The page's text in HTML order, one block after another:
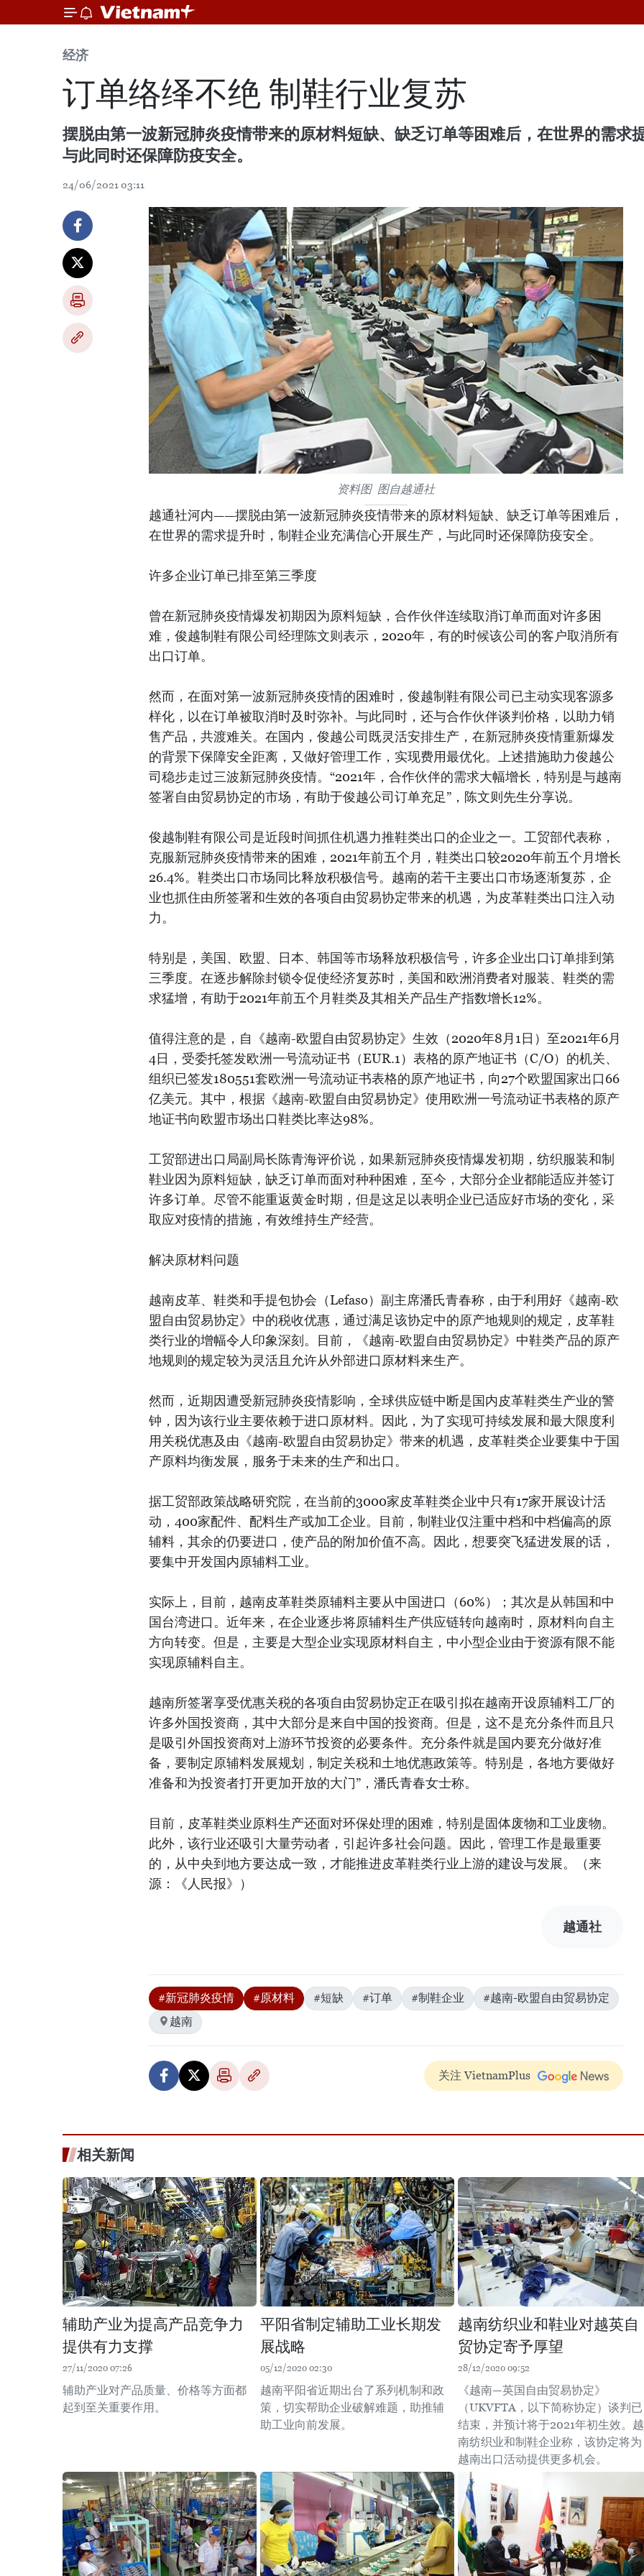
经济
订单络绎不绝 制鞋行业复苏
摆脱由第一波新冠肺炎疫情带来的原材料短缺、缺乏订单等困难后，在世界的需求
与此同时还保障防疫安全。
24/06/2021 03:11
资料图 图自越通社
越通社河内——摆脱由第一波新冠肺炎疫情带来的原材料短缺、缺乏订单等困难后，
在世界的需求提升时，制鞋企业充满信心开展生产，与此同时还保障防疫安全。
许多企业订单已排至第三季度
曾在新冠肺炎疫情爆发初期因为原料短缺，合作伙伴连续取消订单而面对许多困
难，俊越制鞋有限公司经理陈文则表示，2020年，有的时候该公司的客户取消所有
出口订单。
然而，在面对第一波新冠肺炎疫情的困难时，俊越制鞋有限公司已主动实现客源多
样化，以在订单被取消时及时弥补。与此同时，还与合作伙伴谈判价格，以助力销
售产品，共渡难关。在国内，俊越公司既灵活安排生产，在新冠肺炎疫情重新爆发
的背景下保障安全距离，又做好管理工作，实现费用最优化。上述措施助力俊越公
司稳步走过三波新冠肺炎疫情。“2021年，合作伙伴的需求大幅增长，特别是与越南
签署自由贸易协定的市场，有助于俊越公司订单充足”，陈文则先生分享说。
俊越制鞋有限公司是近段时间抓住机遇力推鞋类出口的企业之一。工贸部代表称，
克服新冠肺炎疫情带来的困难，2021年前五个月，鞋类出口较2020年前五个月增长
26.4%。鞋类出口市场同比释放积极信号。越南的若干主要出口市场逐渐复苏，企
业也抓住由所签署和生效的各项自由贸易协定带来的机遇，为皮革鞋类出口注入动
力。
特别是，美国、欧盟、日本、韩国等市场释放积极信号，许多企业出口订单排到第
三季度。在逐步解除封锁令促使经济复苏时，美国和欧洲消费者对服装、鞋类的需
求猛增，有助于2021年前五个月鞋类及其相关产品生产指数增长12%。
值得注意的是，自《越南-欧盟自由贸易协定》生效（2020年8月1日）至2021年6月
4日，受委托签发欧洲一号流动证书（EUR.1）表格的原产地证书（C/O）的机关、
组织已签发180551套欧洲一号流动证书表格的原产地证书，向27个欧盟国家出口66
亿美元。其中，根据《越南-欧盟自由贸易协定》使用欧洲一号流动证书表格的原产
地证书向欧盟市场出口鞋类比率达98%。
工贸部进出口局副局长陈青海评价说，如果新冠肺炎疫情爆发初期，纺织服装和制
鞋业因为原料短缺，缺乏订单而面对种种困难，至今，大部分企业都能适应并签订
许多订单。尽管不能重返黄金时期，但是这足以表明企业已适应好市场的变化，采
取应对疫情的措施，有效维持生产经营。
解决原材料问题
越南皮革、鞋类和手提包协会（Lefaso）副主席潘氏青春称，由于利用好《越南-欧
盟自由贸易协定》中的税收优惠，通过满足该协定中的原产地规则的规定，皮革鞋
类行业的增幅令人印象深刻。目前，《越南-欧盟自由贸易协定》中鞋类产品的原产
地规则的规定较为灵活且允许从外部进口原材料来生产。
然而，近期因遭受新冠肺炎疫情影响，全球供应链中断是国内皮革鞋类生产业的警
钟，因为该行业主要依赖于进口原材料。因此，为了实现可持续发展和最大限度利
用关税优惠及由《越南-欧盟自由贸易协定》带来的机遇，皮革鞋类企业要集中于国
产原料均衡发展，服务于未来的生产和出口。
据工贸部政策战略研究院，在当前的3000家皮革鞋类企业中只有17家开展设计活
动，400家配件、配料生产或加工企业。目前，制鞋业仅注重中档和中档偏高的原
辅料，其余的仍要进口，使产品的附加价值不高。因此，想要突飞猛进发展的话，
要集中开发国内原辅料工业。
实际上，目前，越南皮革鞋类原辅料主要从中国进口（60%）；其次是从韩国和中
国台湾进口。近年来，在企业逐步将原辅料生产供应链转向越南时，原材料向自主
方向转变。但是，主要是大型企业实现原材料自主，中小型企业由于资源有限不能
实现原辅料自主。
越南所签署享受优惠关税的各项自由贸易协定正在吸引拟在越南开设原辅料工厂的
许多外国投资商，其中大部分是来自中国的投资商。但是，这不是充分条件而且只
是吸引外国投资商对上游环节投资的必要条件。充分条件就是国内要充分做好准
备，要制定原辅料发展规划，制定关税和土地优惠政策等。特别是，各地方要做好
准备和为投资者打开更加开放的大门”，潘氏青春女士称。
目前，皮革鞋类业原料生产还面对环保处理的困难，特别是固体废物和工业废物。
此外，该行业还吸引大量劳动者，引起许多社会问题。因此，管理工作是最重要
的，从中央到地方要达成一致，才能推进皮革鞋类行业上游的建设与发展。（来
源：《人民报》）
越通社
#新冠肺炎疫情 #原材料 #短缺 #订单 #制鞋企业
#越南-欧盟自由贸易协定
越南
关注 VietnamPlus
相关新闻
辅助产业为提高产品竞争力
提供有力支撑
27/11/2020 07:26
辅助产业对产品质量、价格等方面都
起到至关重要作用。
平阳省制定辅助工业长期发
展战略
05/12/2020 02:30
越南平阳省近期出台了系列机制和政
策，切实帮助企业破解难题，助推辅
助工业向前发展。
越南纺织业和鞋业对越英自
贸协定寄予厚望
28/12/2020 09:52
《越南—英国自由贸易协定》
（UKVFTA，以下简称协定）谈判已
结束，并预计将于2021年初生效。越
南纺织业和制鞋企业称，该协定将为
越南出口活动提供更多机会。